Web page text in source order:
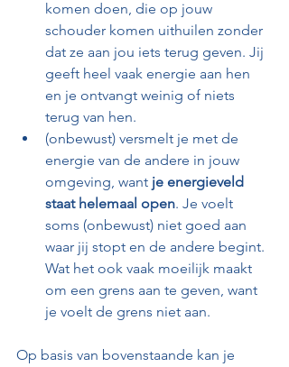
komen doen, die op jouw
schouder komen uithuilen zonder
dat ze aan jou iets terug geven. Jij
geeft heel vaak energie aan hen
en je ontvangt weinig of niets
terug van hen.
(onbewust) versmelt je met de
energie van de andere in jouw
omgeving, want je energieveld
staat helemaal open. Je voelt
soms (onbewust) niet goed aan
waar jij stopt en de andere begint.
Wat het ook vaak moeilijk maakt
om een grens aan te geven, want
je voelt de grens niet aan.
Op basis van bovenstaande kan je